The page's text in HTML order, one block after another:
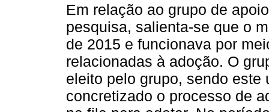
Em relação ao grupo de
pesquisa, salienta-se que o
de 2015 e funcionava por
relacionadas à adoção. O
eleito pelo grupo, sendo este
concretizado o processo de